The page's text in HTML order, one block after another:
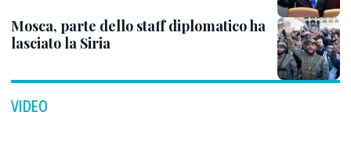
Mosca, parte dello staff diplomatico ha
lasciato la Siria
VIDEO